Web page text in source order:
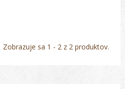
Zobrazuje sa 1 - 2 z 2 produktov.